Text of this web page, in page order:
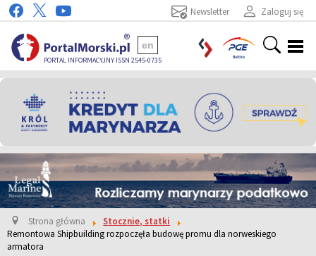
Zaloguj się
Newsletter
PORTAL INFORMACYJNY ISSN 2545-0735
en
Strona główna
Stocznie, statki
Remontowa Shipbuilding rozpoczęła budowę promu dla norweskiego
armatora